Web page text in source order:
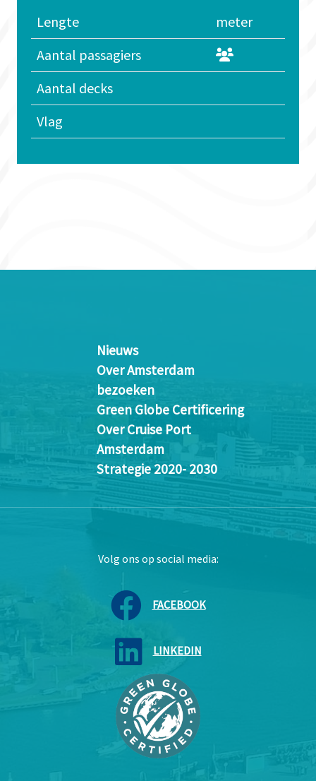
Lengte
meter
Aantal passagiers
Aantal decks
Vlag
Nieuws
Over Amsterdam
bezoeken
Green Globe Certificering
Over Cruise Port
Amsterdam
Strategie 2020- 2030
Volg ons op social media:
FACEBOOK
LINKEDIN